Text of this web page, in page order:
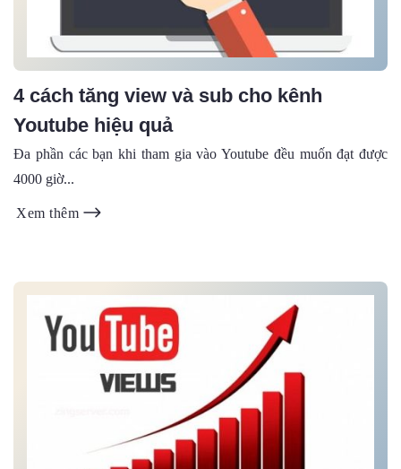
4 cách tăng view và sub cho kênh
Youtube hiệu quả
Đa phần các bạn khi tham gia vào Youtube đều muốn đạt được
4000 giờ...
Xem thêm